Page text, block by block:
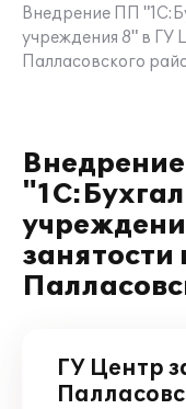
Внедрение ПП
учреждения 8" в ГУ
Палласовского
занятости
ГУ Центр